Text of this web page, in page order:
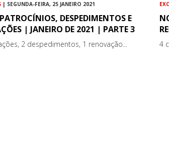
| SEGUNDA-FEIRA, 25 JANEIRO 2021
DESPEDIMENTOS E
| JANEIRO DE 2021 | PARTE 3
2 despedimentos, 1 renovação... 4